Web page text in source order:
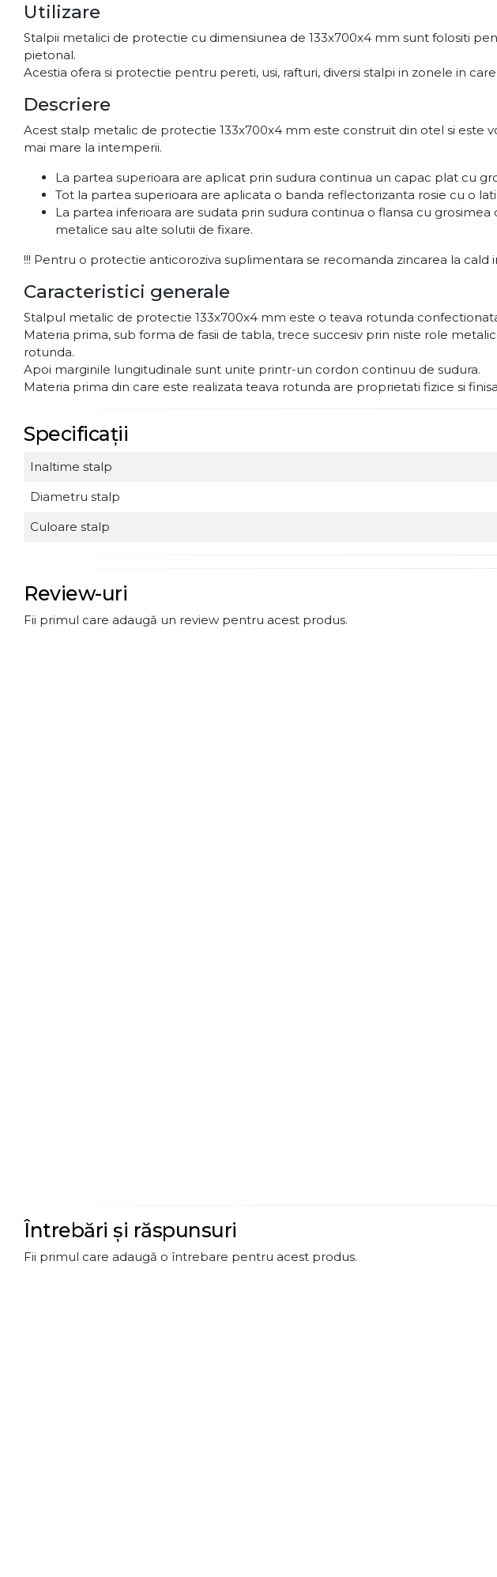
Utilizare
Stalpii metalici de protectie cu dimensiunea de 133x700x4 mm sunt folositi
pietonal.
Acestia ofera si protectie pentru pereti, usi, rafturi, diversi stalpi in zonele in
Descriere
Acest stalp metalic de protectie 133x700x4 mm este construit din otel si
mai mare la intemperii.
La partea superioara are aplicat prin sudura continua un capac plat cu
Tot la partea superioara are aplicata o banda reflectorizanta rosie cu o
La partea inferioara are sudata prin sudura continua o flansa cu
metalice sau alte solutii de fixare.
!!! Pentru o protectie anticoroziva suplimentara se recomanda zincarea la cald
Caracteristici generale
Stalpul metalic de protectie 133x700x4 mm este o teava rotunda
Materia prima, sub forma de fasii de tabla, trece succesiv prin niste role
rotunda.
Apoi marginile lungitudinale sunt unite printr-un cordon continuu de sudura.
Materia prima din care este realizata teava rotunda are proprietati fizice si
Specificații
Inaltime stalp
Diametru stalp
Culoare stalp
Review-uri
Fii primul care adaugă un review pentru acest produs.
Întrebări și răspunsuri
Fii primul care adaugă o întrebare pentru acest produs.